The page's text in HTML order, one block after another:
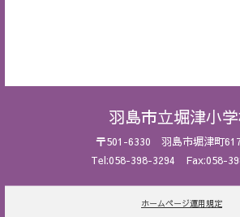
羽島市立堀津小
〒501-6330 羽島市堀津町
Tel:058-398-3294 Fax:058-
ホームページ運用規定